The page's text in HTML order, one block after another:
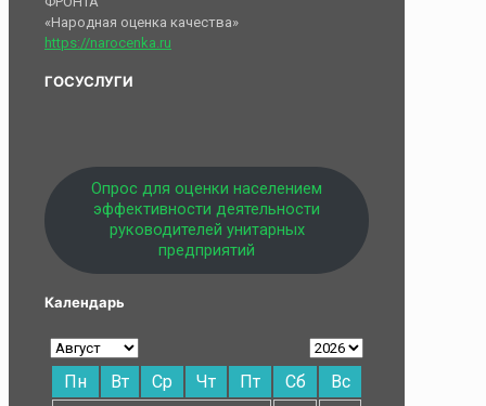
«Народная оценка качества»
https://narocenka.ru
ГОСУСЛУГИ
Опрос для оценки населением
эффективности деятельности
руководителей унитарных
предприятий
Календарь
Пн Вт Ср Чт Пт Сб Вс